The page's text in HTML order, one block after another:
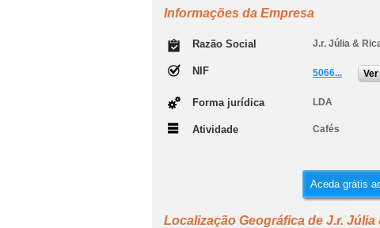
Informações da Empresa
Razão Social J.r. Júlia &
NIF 5066... Ver
Forma jurídica LDA
Atividade Cafés
Aceda grátis
Localização Geográfica de J.r. Júlia